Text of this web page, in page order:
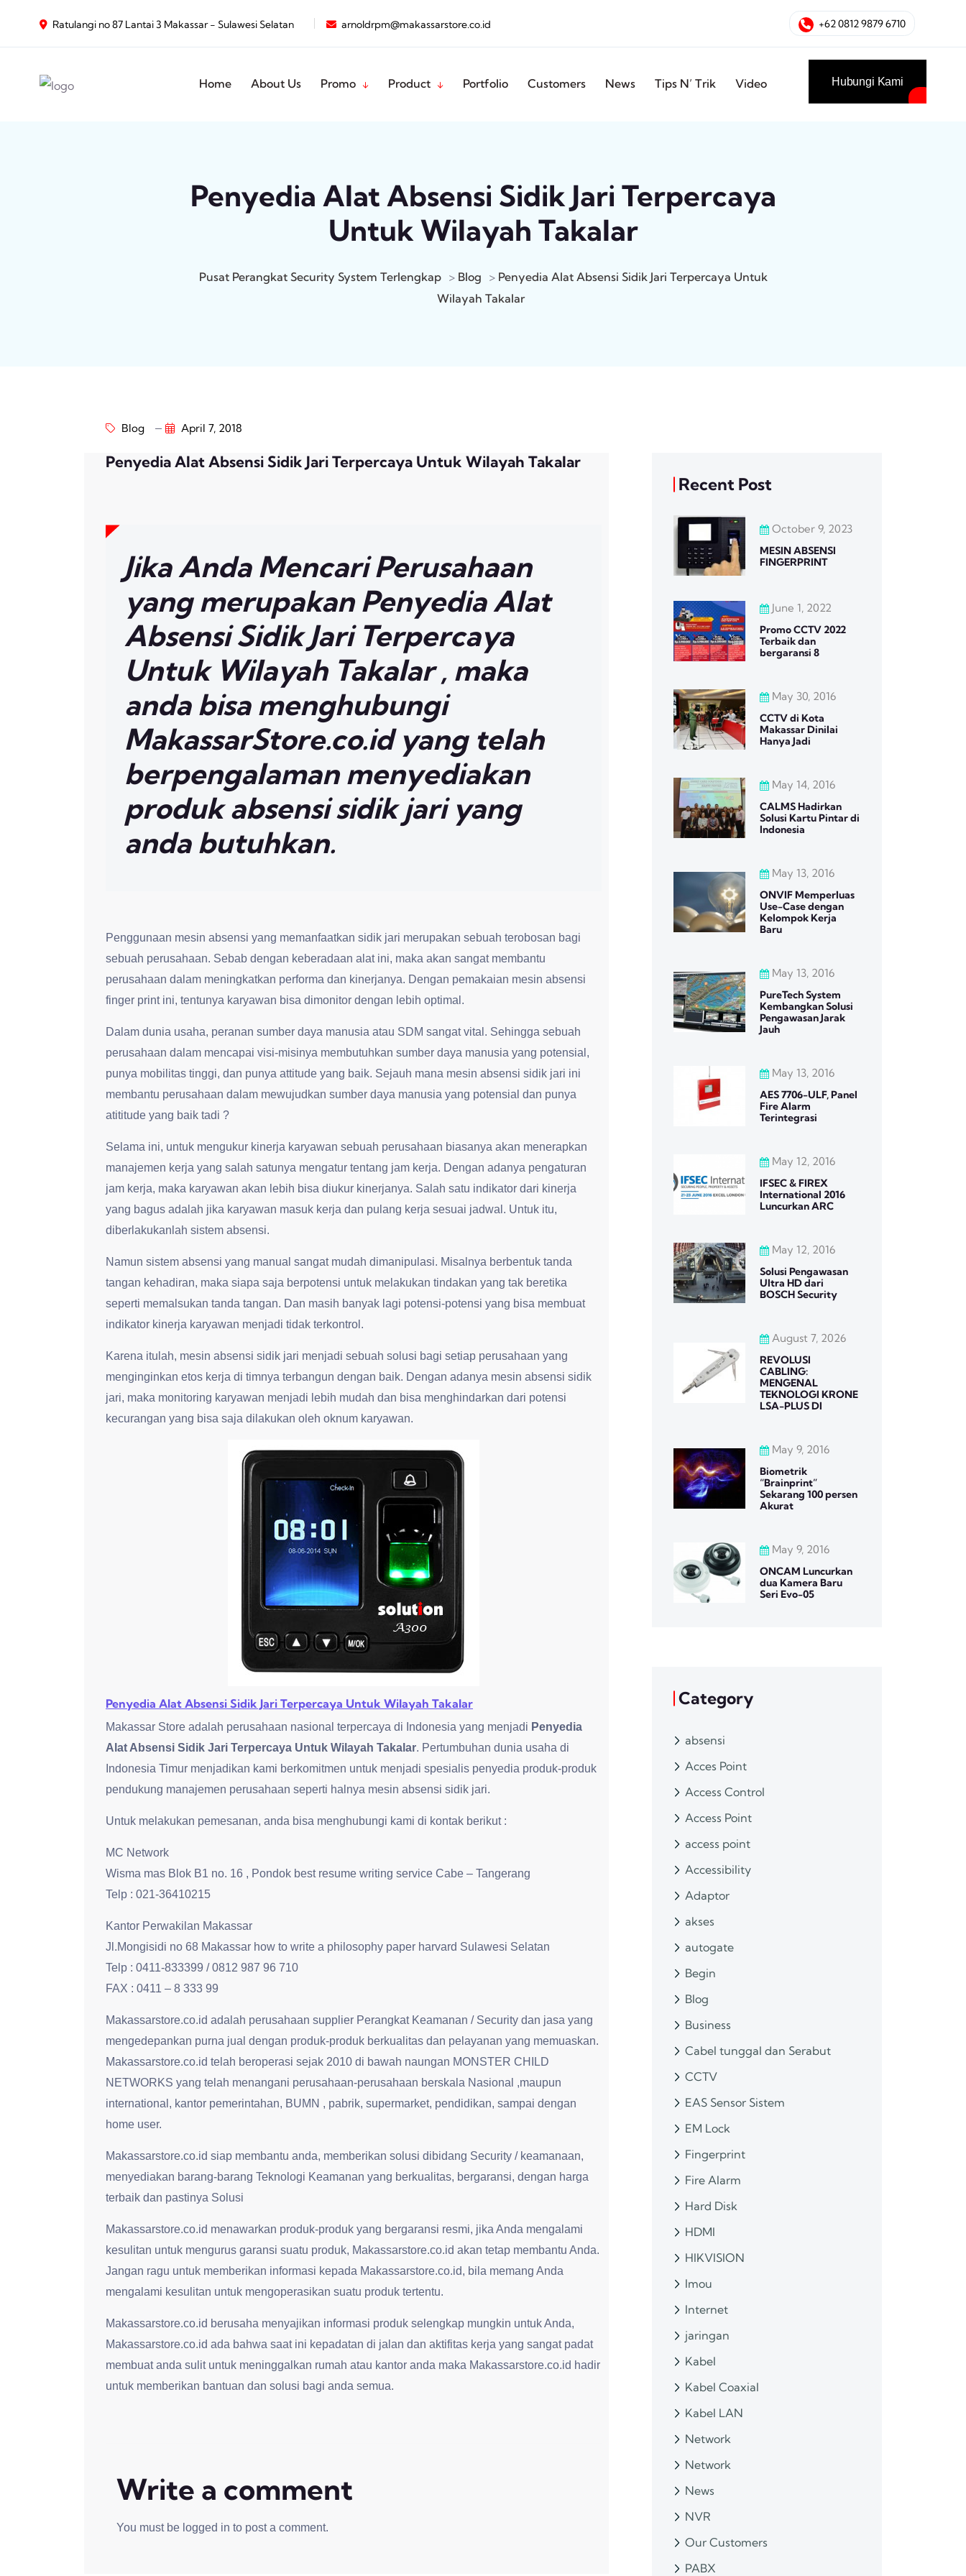
Ratulangi no 87 Lantai 3 Makassar - Sulawesi Selatan arnoldrpm@makassarstore.co.id +62 0812 9879 6710
Home About Us Promo Product Portfolio Customers News Tips N’ Trik Video Hubungi Kami
Penyedia Alat Absensi Sidik Jari Terpercaya
Untuk Wilayah Takalar
Pusat Perangkat Security System Terlengkap > Blog > Penyedia Alat Absensi Sidik Jari Terpercaya Untuk
Wilayah Takalar
Blog April 7, 2018
Penyedia Alat Absensi Sidik Jari Terpercaya Untuk Wilayah Takalar
Jika Anda Mencari Perusahaan
yang merupakan Penyedia Alat
Absensi Sidik Jari Terpercaya
Untuk Wilayah Takalar , maka
anda bisa menghubungi
MakassarStore.co.id yang telah
berpengalaman menyediakan
produk absensi sidik jari yang
anda butuhkan.
Penggunaan mesin absensi yang memanfaatkan sidik jari merupakan sebuah terobosan bagi
sebuah perusahaan. Sebab dengan keberadaan alat ini, maka akan sangat membantu
perusahaan dalam meningkatkan performa dan kinerjanya. Dengan pemakaian mesin absensi
finger print ini, tentunya karyawan bisa dimonitor dengan lebih optimal.
Dalam dunia usaha, peranan sumber daya manusia atau SDM sangat vital. Sehingga sebuah
perusahaan dalam mencapai visi-misinya membutuhkan sumber daya manusia yang potensial,
punya mobilitas tinggi, dan punya attitude yang baik. Sejauh mana mesin absensi sidik jari ini
membantu perusahaan dalam mewujudkan sumber daya manusia yang potensial dan punya
atititude yang baik tadi ?
Selama ini, untuk mengukur kinerja karyawan sebuah perusahaan biasanya akan menerapkan
manajemen kerja yang salah satunya mengatur tentang jam kerja. Dengan adanya pengaturan
jam kerja, maka karyawan akan lebih bisa diukur kinerjanya. Salah satu indikator dari kinerja
yang bagus adalah jika karyawan masuk kerja dan pulang kerja sesuai jadwal. Untuk itu,
diberlakukanlah sistem absensi.
Namun sistem absensi yang manual sangat mudah dimanipulasi. Misalnya berbentuk tanda
tangan kehadiran, maka siapa saja berpotensi untuk melakukan tindakan yang tak beretika
seperti memalsukan tanda tangan. Dan masih banyak lagi potensi-potensi yang bisa membuat
indikator kinerja karyawan menjadi tidak terkontrol.
Karena itulah, mesin absensi sidik jari menjadi sebuah solusi bagi setiap perusahaan yang
menginginkan etos kerja di timnya terbangun dengan baik. Dengan adanya mesin absensi sidik
jari, maka monitoring karyawan menjadi lebih mudah dan bisa menghindarkan dari potensi
kecurangan yang bisa saja dilakukan oleh oknum karyawan.
Penyedia Alat Absensi Sidik Jari Terpercaya Untuk Wilayah Takalar
Makassar Store adalah perusahaan nasional terpercaya di Indonesia yang menjadi Penyedia
Alat Absensi Sidik Jari Terpercaya Untuk Wilayah Takalar. Pertumbuhan dunia usaha di
Indonesia Timur menjadikan kami berkomitmen untuk menjadi spesialis penyedia produk-produk
pendukung manajemen perusahaan seperti halnya mesin absensi sidik jari.
Untuk melakukan pemesanan, anda bisa menghubungi kami di kontak berikut :
MC Network
Wisma mas Blok B1 no. 16 , Pondok best resume writing service Cabe – Tangerang
Telp : 021-36410215
Kantor Perwakilan Makassar
Jl.Mongisidi no 68 Makassar how to write a philosophy paper harvard Sulawesi Selatan
Telp : 0411-833399 / 0812 987 96 710
FAX : 0411 – 8 333 99
Makassarstore.co.id adalah perusahaan supplier Perangkat Keamanan / Security dan jasa yang
mengedepankan purna jual dengan produk-produk berkualitas dan pelayanan yang memuaskan.
Makassarstore.co.id telah beroperasi sejak 2010 di bawah naungan MONSTER CHILD
NETWORKS yang telah menangani perusahaan-perusahaan berskala Nasional ,maupun
international, kantor pemerintahan, BUMN , pabrik, supermarket, pendidikan, sampai dengan
home user.
Makassarstore.co.id siap membantu anda, memberikan solusi dibidang Security / keamanaan,
menyediakan barang-barang Teknologi Keamanan yang berkualitas, bergaransi, dengan harga
terbaik dan pastinya Solusi
Makassarstore.co.id menawarkan produk-produk yang bergaransi resmi, jika Anda mengalami
kesulitan untuk mengurus garansi suatu produk, Makassarstore.co.id akan tetap membantu Anda.
Jangan ragu untuk memberikan informasi kepada Makassarstore.co.id, bila memang Anda
mengalami kesulitan untuk mengoperasikan suatu produk tertentu.
Makassarstore.co.id berusaha menyajikan informasi produk selengkap mungkin untuk Anda,
Makassarstore.co.id ada bahwa saat ini kepadatan di jalan dan aktifitas kerja yang sangat padat
membuat anda sulit untuk meninggalkan rumah atau kantor anda maka Makassarstore.co.id hadir
untuk memberikan bantuan dan solusi bagi anda semua.
Write a comment
You must be logged in to post a comment.
Recent Post
October 9, 2023
MESIN ABSENSI
FINGERPRINT
June 1, 2022
Promo CCTV 2022
Terbaik dan
bergaransi 8
May 30, 2016
CCTV di Kota
Makassar Dinilai
Hanya Jadi
May 14, 2016
CALMS Hadirkan
Solusi Kartu Pintar di
Indonesia
May 13, 2016
ONVIF Memperluas
Use-Case dengan
Kelompok Kerja
Baru
May 13, 2016
PureTech System
Kembangkan Solusi
Pengawasan Jarak
Jauh
May 13, 2016
AES 7706-ULF, Panel
Fire Alarm
Terintegrasi
May 12, 2016
IFSEC & FIREX
International 2016
Luncurkan ARC
May 12, 2016
Solusi Pengawasan
Ultra HD dari
BOSCH Security
August 7, 2026
REVOLUSI
CABLING:
MENGENAL
TEKNOLOGI KRONE
LSA-PLUS DI
May 9, 2016
Biometrik
“Brainprint”
Sekarang 100 persen
Akurat
May 9, 2016
ONCAM Luncurkan
dua Kamera Baru
Seri Evo-05
Category
absensi
Acces Point
Access Control
Access Point
access point
Accessibility
Adaptor
akses
autogate
Begin
Blog
Business
Cabel tunggal dan Serabut
CCTV
EAS Sensor Sistem
EM Lock
Fingerprint
Fire Alarm
Hard Disk
HDMI
HIKVISION
Imou
Internet
jaringan
Kabel
Kabel Coaxial
Kabel LAN
Network
Network
News
NVR
Our Customers
PABX